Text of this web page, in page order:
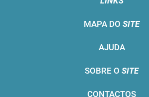
MAPA DO SITE
AJUDA
SOBRE O SITE
CONTACTOS